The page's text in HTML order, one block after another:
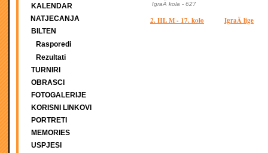
KALENDAR
NATJECANJA
BILTEN
Rasporedi
Rezultati
TURNIRI
OBRASCI
FOTOGALERIJE
KORISNI LINKOVI
PORTRETI
MEMORIES
USPJESI
IgraÄ kola - 627
2. HL M - 17. kolo IgraÄ lige